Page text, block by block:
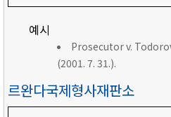
예시
Prosecutor v.
(2001. 7. 31.).
르완다국제형사재판소